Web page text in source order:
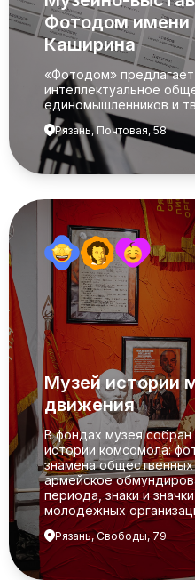
Фотодом имени
Каширина
«Фотодом»
интеллектуальное
единомышленников и
Рязань, Почтовая, 58
Музей истории
движения
В фондах музея
истории комсомола:
знамена общественных
армейское
периода, знаки и
молодежных
Рязань, Свободы, 79